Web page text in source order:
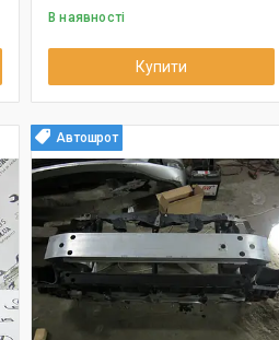
В наявності
Купити
Автошрот